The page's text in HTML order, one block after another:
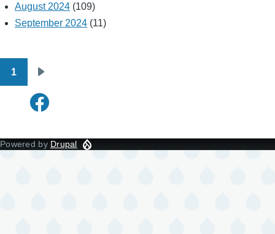
August 2024 (109)
September 2024 (11)
Pagination
1
page
Powered by Drupal